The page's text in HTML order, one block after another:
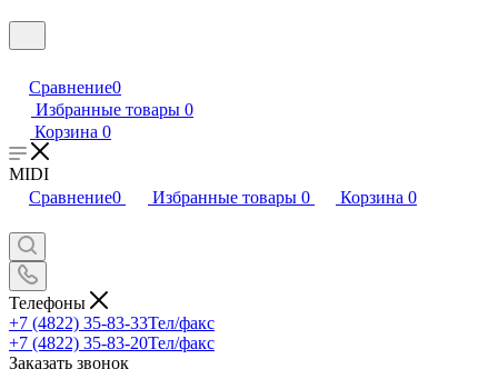
Сравнение0
Избранные товары 0
Корзина 0
MIDI
Сравнение0 Избранные товары 0 Корзина 0
Телефоны
+7 (4822) 35-83-33Тел/факс
+7 (4822) 35-83-20Тел/факс
Заказать звонок